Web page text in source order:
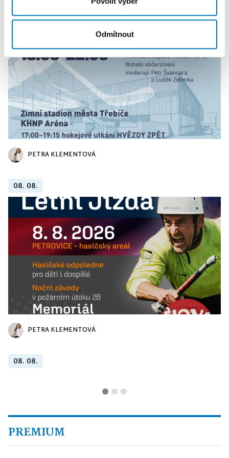
Odmítnout
PETRA KLEMENTOVÁ
08. 08.
PETRA KLEMENTOVÁ
08. 08.
PREMIUM